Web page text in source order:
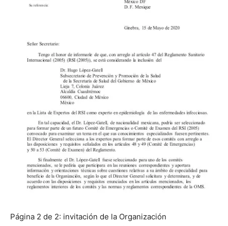
Página 2 de 2: invitación de la Organización